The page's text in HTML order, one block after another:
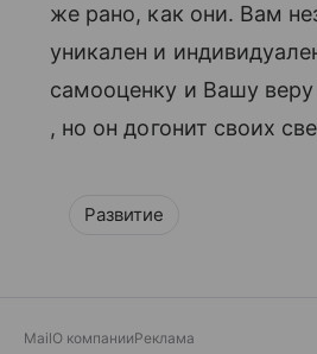
же рано, как они. Вам
уникален и
самооценку и Вашу
, но он догонит своих
Развитие
MailО компанииРеклама